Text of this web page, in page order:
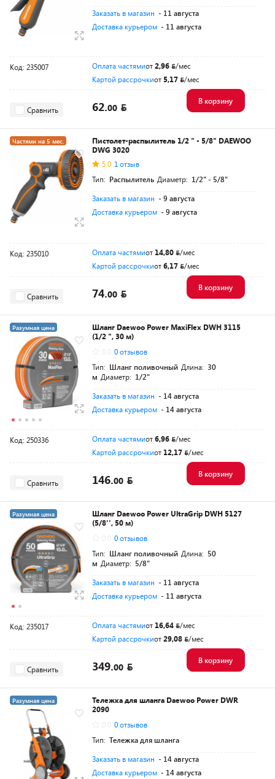
Заказать в магазин - 11 августа
Доставка курьером - 11 августа
Код: 235007 Оплата частямиот2,96
/мес
Картой рассрочкиот 5,17 /мес
Сравнить 62.00
В корзину
Частями на 5 мес.
Пистолет-распылитель 1/2 " - 5/8" DAEWOO
DWG 3020
5.0 1 отзыв
Тип: Распылитель Диаметр: 1/2" - 5/8"
Заказать в магазин - 9 августа
Доставка курьером - 9 августа
Код: 235010 Оплата частямиот 14,80
/мес
Картой рассрочкиот6,17 /мес
Сравнить 74.00
В корзину
Разумная цена
Шланг Daewoo Power MaxiFlex DWH 3115
(1/2 ", 30 м)
0 отзывов
Тип: Шланг поливочный Длина: 30
м Диаметр: 1/2"
Заказать в магазин - 14 августа
Доставка курьером - 14 августа
Код: 250336 Оплата частямиот6,96
/мес
Картой рассрочкиот 12,17 /мес
Сравнить 146.00
В корзину
Разумная цена
Шланг Daewoo Power UltraGrip DWH 5127
(5/8'', 50 м)
0 отзывов
Тип: Шланг поливочный Длина: 50
м Диаметр: 5/8"
Заказать в магазин - 11 августа
Доставка курьером - 11 августа
Код: 235017 Оплата частямиот 16,64
/мес
Картой рассрочкиот29,08 /мес
Сравнить 349.00
В корзину
Разумная цена
Тележка для шланга Daewoo Power DWR
2090
0 отзывов
Тип: Тележка для шланга
Заказать в магазин - 14 августа
Доставка курьером - 14 августа